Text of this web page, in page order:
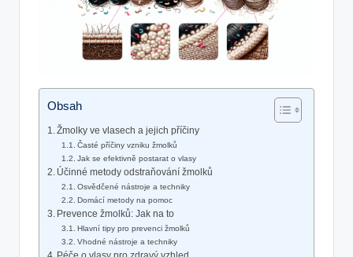
Obsah
Žmolky ve vlasech a jejich⁢ příčiny
Časté příčiny vzniku žmolků
Jak se efektivně postarat o​ vlasy
Účinné metody‍ odstraňování žmolků
Osvědčené nástroje​ a‍ techniky
Domácí metody na pomoc
Prevence žmolků: ​Jak na to
Hlavní tipy pro ⁤prevenci žmolků
Vhodné nástroje a​ techniky